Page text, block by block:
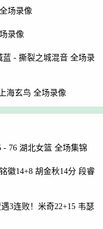
场录像
录像
蓝 - 撕裂之城混音 全场录
海玄鸟 全场录像
- 76 湖北女篮 全场集锦
徽14+8 胡金秋14分 段睿
3连败！米奇22+15 韦瑟